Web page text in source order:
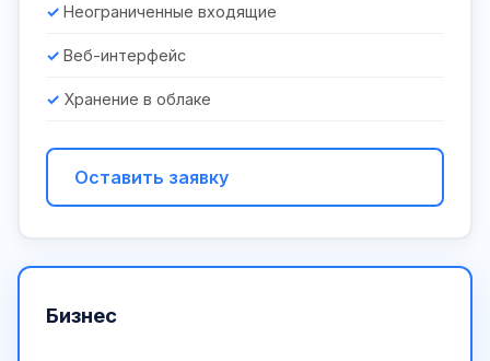
Неограниченные входящие
Веб-интерфейс
Хранение в облаке
Оставить заявку
Бизнес